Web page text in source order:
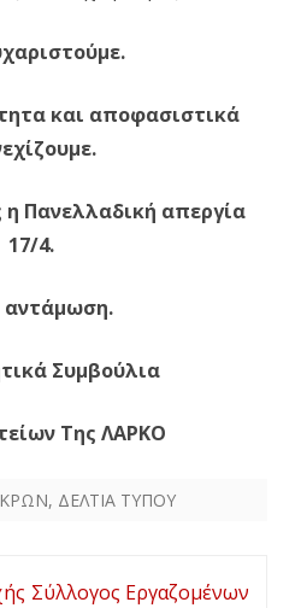
και αποφασιστικά
Πανελλαδική απεργία
17/4.
αντάμωση.
Συμβούλια
Της ΛΑΡΚΟ
, ΔΕΛΤΙΑ ΤΥΠΟΥ
Σύλλογος Εργαζομένων